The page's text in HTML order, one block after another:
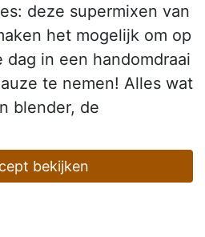
deze supermixen van
het mogelijk om op
dag in een handomdraai
te nemen! Alles wat
blender, de
bekijken